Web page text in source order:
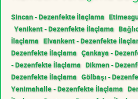
Sincan - Dezenfekte İlaçlama
Yenikent - Dezenfekte İlaçlama
İlaçlama Elvankent - Dezenfekte
Dezenfekte İlaçlama Çankaya -
- Dezenfekte İlaçlama Dikmen -
Dezenfekte İlaçlama Gölbaşı -
Yenimahalle - Dezenfekte İlaçlama